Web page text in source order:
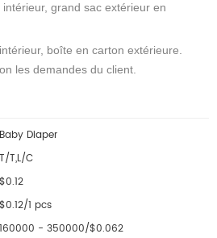
grand sac extérieur en
boîte en carton extérieure.
les demandes du client.
Baby Diaper
T/T,L/C
$0.12
$0.12/1 pcs
160000 - 350000/$0.062